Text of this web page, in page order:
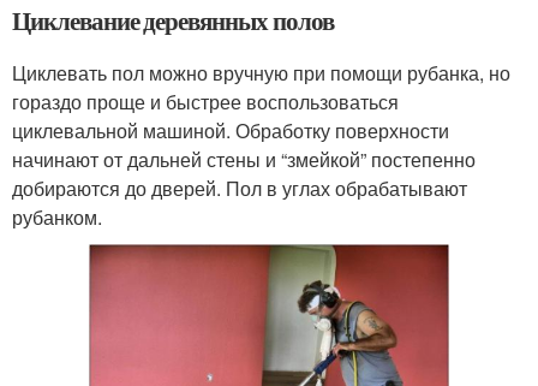
Циклевание деревянных полов
Циклевать пол можно вручную при помощи рубанка, но
гораздо проще и быстрее воспользоваться
циклевальной машиной. Обработку поверхности
начинают от дальней стены и “змейкой” постепенно
добираются до дверей. Пол в углах обрабатывают
рубанком.